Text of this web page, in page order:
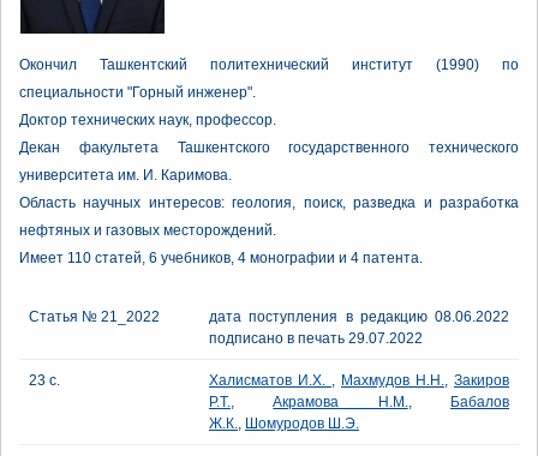
Окончил Ташкентский политехнический институт (1990) по
специальности "Горный инженер".
Доктор технических наук, профессор.
Декан факультета Ташкентского государственного технического
университета им. И. Каримова.
Область научных интересов: геология, поиск, разведка и разработка
нефтяных и газовых месторождений.
Имеет 110 статей, 6 учебников, 4 монографии и 4 патента.
Статья № 21_2022
дата поступления в редакцию 08.06.2022
подписано в печать 29.07.2022
23 с. Халисматов И.Х. , Махмудов Н.Н., Закиров
Р.Т.,Акрамова Н.М.,
Бабалов
Ж.К., Шомуродов Ш.Э.